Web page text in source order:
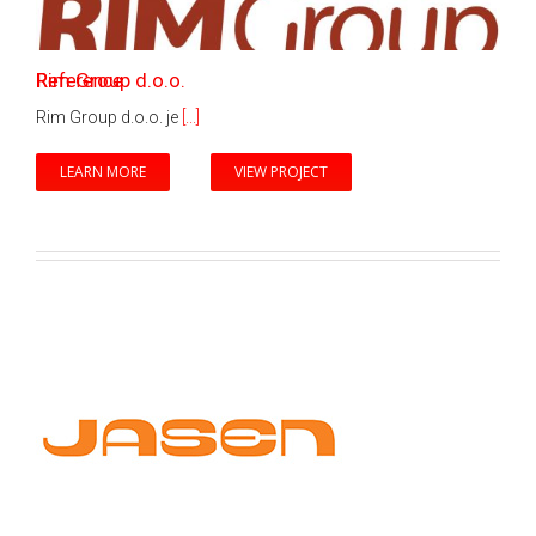
Rim Group d.o.o.
Reference
Rim Group d.o.o. je [...]
LEARN MORE VIEW PROJECT